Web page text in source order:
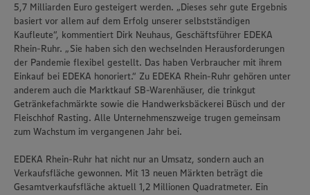
5,7 Milliarden Euro gesteigert werden. „Dieses sehr gute Ergebnis
basiert vor allem auf dem Erfolg unserer selbstständigen
Kaufleute“, kommentiert Dirk Neuhaus, Geschäftsführer EDEKA
Rhein-Ruhr. „Sie haben sich den wechselnden Herausforderungen
der Pandemie flexibel gestellt. Das haben Verbraucher mit ihrem
Einkauf bei EDEKA honoriert.“ Zu EDEKA Rhein-Ruhr gehören unter
anderem auch die Marktkauf SB-Warenhäuser, die trinkgut
Getränkefachmärkte sowie die Handwerksbäckerei Büsch und der
Fleischhof Rasting. Alle Unternehmenszweige trugen gemeinsam
zum Wachstum im vergangenen Jahr bei.
EDEKA Rhein-Ruhr hat nicht nur an Umsatz, sondern auch an
Verkaufsfläche gewonnen. Mit 13 neuen Märkten beträgt die
Gesamtverkaufsfläche aktuell 1,2 Millionen Quadratmeter. Ein